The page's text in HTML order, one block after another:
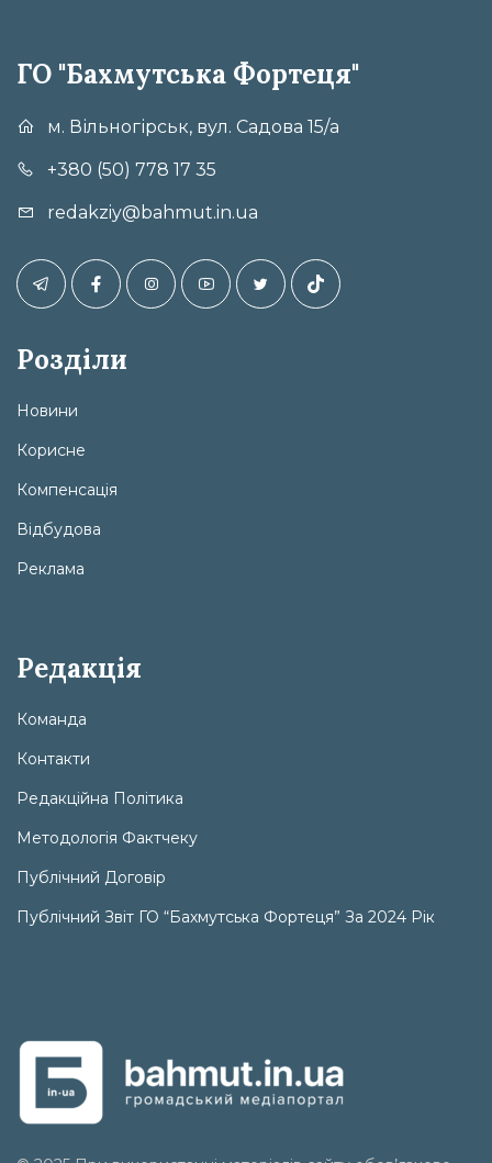
ГО "Бахмутська Фортеця"
м. Вільногірськ, вул. Садова 15/а
+380 (50) 778 17 35
redakziy@bahmut.in.ua
Розділи
Новини
Корисне
Компенсація
Відбудова
Реклама
Редакція
Команда
Контакти
Редакційна Політика
Методологія Фактчеку
Публічний Договір
Публічний Звіт ГО “Бахмутська Фортеця” За 2024 Рік